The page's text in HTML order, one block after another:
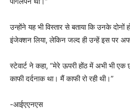
उन्होंने यह भी विस्तार से बताया कि उनके
इंजेक्शन लिया, लेकिन जल्द ही उन्हें इस पर
स्टेवार्ट ने कहा, “मेरे ऊपरी होंठ में अभी भी
काफी दर्दनाक था। मैं काफी रो रही थी।”
-आईएएनएस